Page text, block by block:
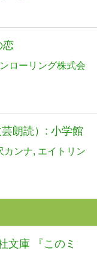
恋
ローリング株式会
朗読）: 小学館
カンナ エイトリン
文庫 『このミ